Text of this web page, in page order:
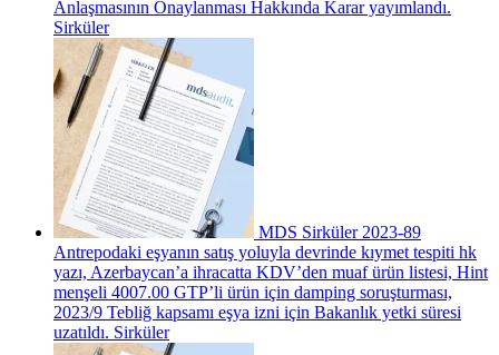
Anlaşmasının Onaylanması Hakkında Karar yayımlandı.
Sirküler
MDS Sirküler 2023-89
Antrepodaki eşyanın satış yoluyla devrinde kıymet tespiti hk
yazı, Azerbaycan’a ihracatta KDV’den muaf ürün listesi, Hint
menşeli 4007.00 GTP’li ürün için damping soruşturması,
2023/9 Tebliğ kapsamı eşya izni için Bakanlık yetki süresi
uzatıldı. Sirküler